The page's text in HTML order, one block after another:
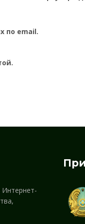
по email.
Интернет-